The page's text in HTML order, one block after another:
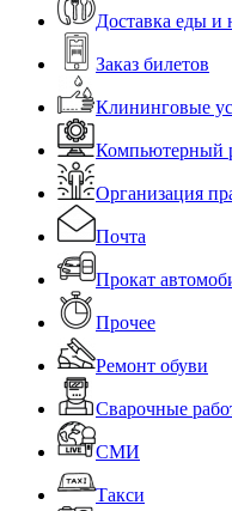
Доставка еды и
Заказ билетов
Клининговые
Компьютерный
Организация
Почта
Прокат
Прочее
Ремонт обуви
Сварочные
СМИ
Такси